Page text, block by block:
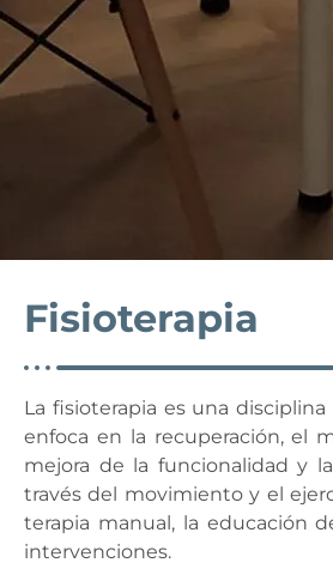
Fisioterapia
La fisioterapia es una
enfoca en la recuperación, el
mejora de la funcionalidad y
través del movimiento y el
terapia manual, la educación
intervenciones.